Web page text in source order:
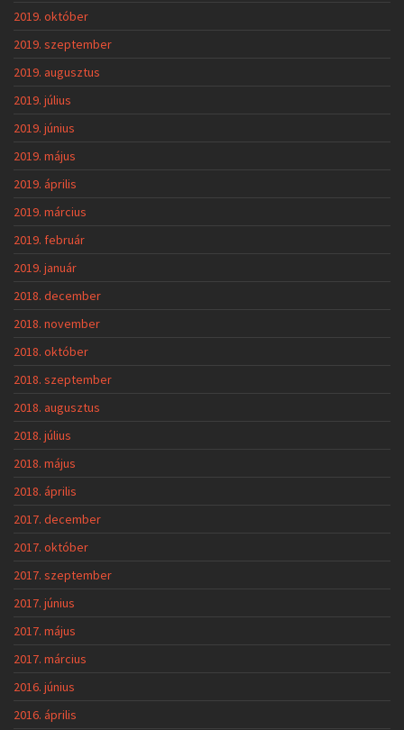
2019. október
2019. szeptember
2019. augusztus
2019. július
2019. június
2019. május
2019. április
2019. március
2019. február
2019. január
2018. december
2018. november
2018. október
2018. szeptember
2018. augusztus
2018. július
2018. május
2018. április
2017. december
2017. október
2017. szeptember
2017. június
2017. május
2017. március
2016. június
2016. április